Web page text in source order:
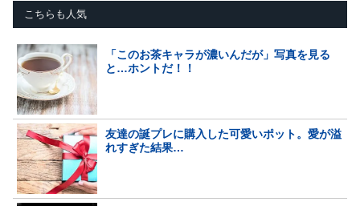
こちらも人気
「このお茶キャラが濃いんだが」写真を見る
と…ホントだ！！
友達の誕プレに購入した可愛いポット。愛が溢
れすぎた結果…